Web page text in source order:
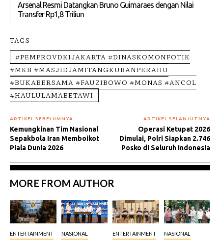
Arsenal Resmi Datangkan Bruno Guimaraes dengan Nilai
Transfer Rp1,8 Triliun
TAGS
#PEMPROVDKIJAKARTA #DINASKOMONFOTIK
#MKB #MASJIDJAMITANGKUBANPERAHU
#BUKABERSAMA #FAUZIBOWO #MONAS #ANCOL
#HAULULAMABETAWI
ARTIKEL SEBELUMNYA
Kemungkinan Tim Nasional
Sepakbola Iran Memboikot
Piala Dunia 2026
ARTIKEL SELANJUTNYA
Operasi Ketupat 2026
Dimulai, Polri Siapkan 2.746
Posko di Seluruh Indonesia
MORE FROM AUTHOR
ENTERTAINMENT NASIONAL ENTERTAINMENT NASIONAL